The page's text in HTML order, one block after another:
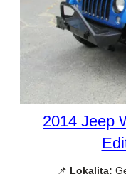
2014 Jeep
📌 Lokalita: